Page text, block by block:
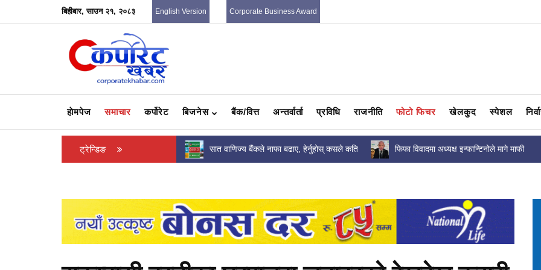
बिहीबार, साउन २१, २०८३ English Version Corporate Business Award
हाेमपेज समाचार कर्पोरेट बिजनेस बैंक/वित्त अन्तर्वार्ता प्रविधि राजनीति फोटो फिचर खेलकुद स्पेशल
ट्रेन्डिङ
सात वाणिज्य बैंकले नाफा बढाए, हेर्नुहोस् कसले कति
फिफा विवादमा अध्यक्ष इन्फान्टिनोले मागे माफी
प्रधानमन्त्रीको आश्वासन पछि पनि फर्किएन